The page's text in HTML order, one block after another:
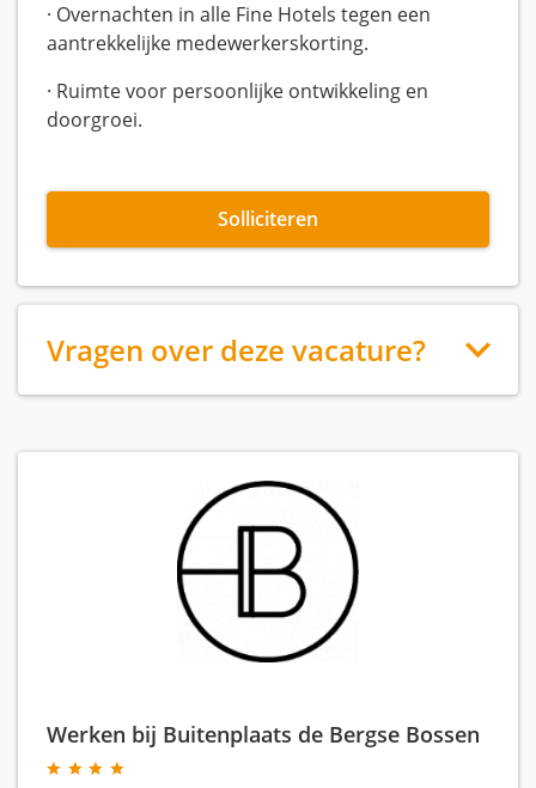
· Overnachten in alle Fine Hotels tegen een
aantrekkelijke medewerkerskorting.
· Ruimte voor persoonlijke ontwikkeling en
doorgroei.
Solliciteren
Vragen over deze vacature?
Werken bij Buitenplaats de Bergse Bossen